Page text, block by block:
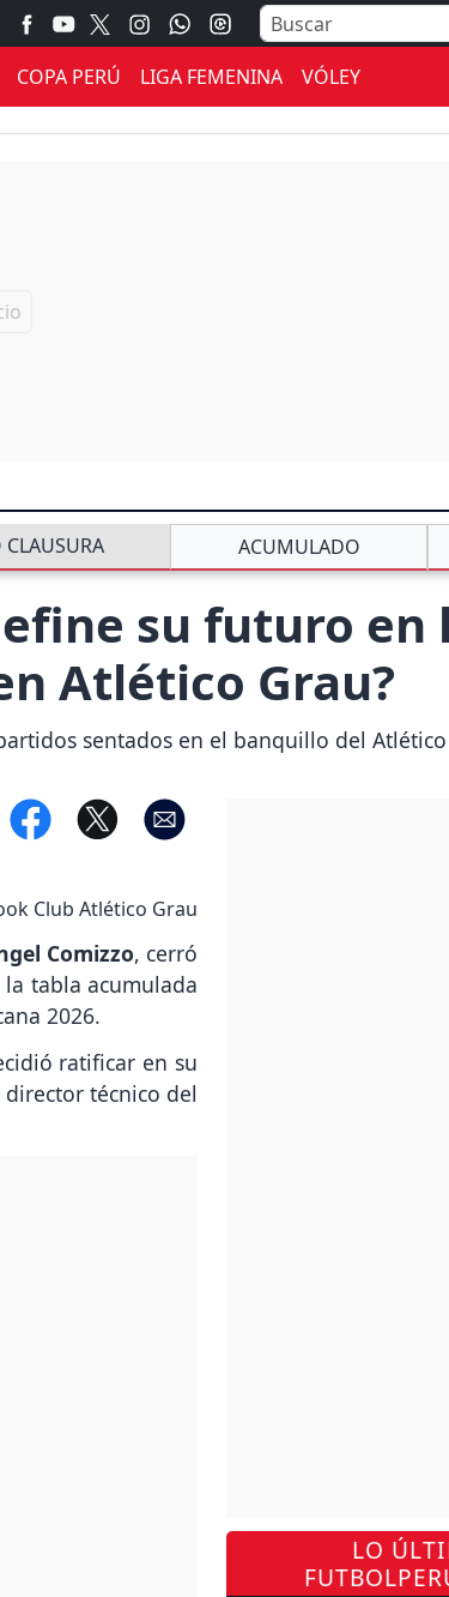
COPA PERÚ LIGA FEMENINA VÓLEY
ACUMULADO
su futuro en
Atlético Grau?
sentados en el banquillo del
Club Atlético Grau
Comizzo, cerró
tabla acumulada
2026.
ratificar en su
técnico del
LO